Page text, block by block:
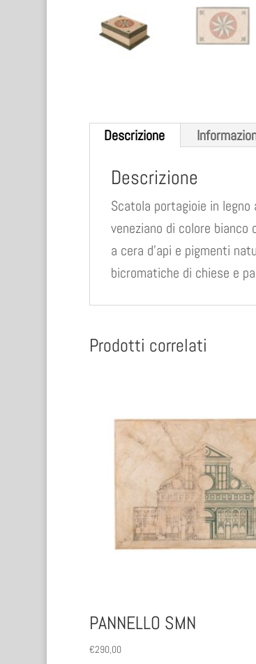
Descrizione
Descrizione
Scatola portagioie in
veneziano di colore
a cera d’api e pigmenti
bicromatiche di chiese e
Prodotti correlati
PANNELLO SMN
€290,00